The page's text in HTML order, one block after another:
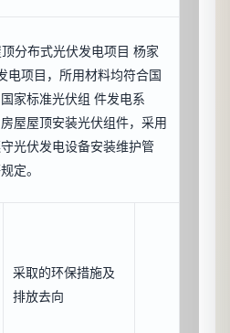
分布式光伏发电项目 杨家
电项目，所用材料均符合国
家标准光伏组 件发电系
屋屋顶安装光伏组件，采用
光伏发电设备安装维护管
定。
采取的环保措施及
排放去向